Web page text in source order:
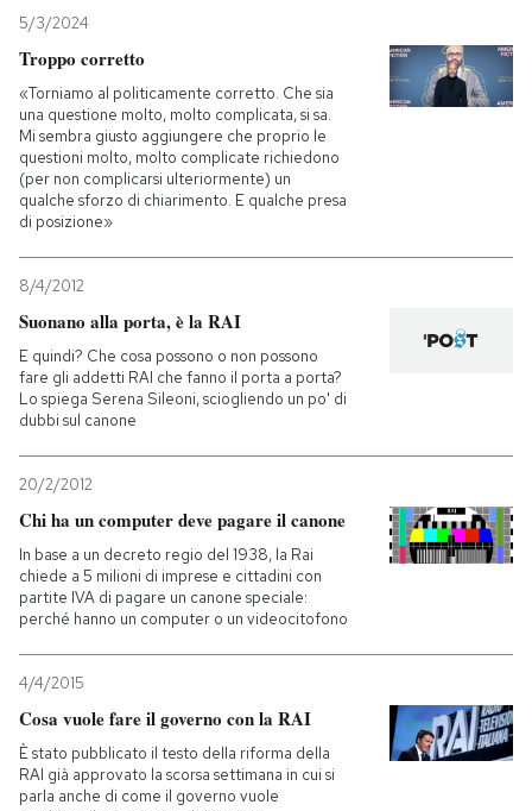
5/3/2024
Troppo corretto
«Torniamo al politicamente corretto. Che sia
una questione molto, molto complicata, si sa.
Mi sembra giusto aggiungere che proprio le
questioni molto, molto complicate richiedono
(per non complicarsi ulteriormente) un
qualche sforzo di chiarimento. E qualche presa
di posizione»
8/4/2012
Suonano alla porta, è la RAI
E quindi? Che cosa possono o non possono
fare gli addetti RAI che fanno il porta a porta?
Lo spiega Serena Sileoni, sciogliendo un po' di
dubbi sul canone
20/2/2012
Chi ha un computer deve pagare il canone
In base a un decreto regio del 1938, la Rai
chiede a 5 milioni di imprese e cittadini con
partite IVA di pagare un canone speciale:
perché hanno un computer o un videocitofono
4/4/2015
Cosa vuole fare il governo con la RAI
È stato pubblicato il testo della riforma della
RAI già approvato la scorsa settimana in cui si
parla anche di come il governo vuole